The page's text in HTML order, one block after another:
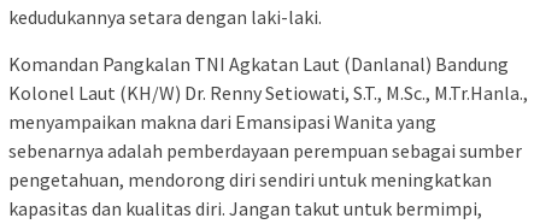
kedudukannya setara dengan laki-laki.
Komandan Pangkalan TNI Agkatan Laut (Danlanal) Bandung
Kolonel Laut (KH/W) Dr. Renny Setiowati, S.T., M.Sc., M.Tr.Hanla.,
menyampaikan makna dari Emansipasi Wanita yang
sebenarnya adalah pemberdayaan perempuan sebagai sumber
pengetahuan, mendorong diri sendiri untuk meningkatkan
kapasitas dan kualitas diri. Jangan takut untuk bermimpi,